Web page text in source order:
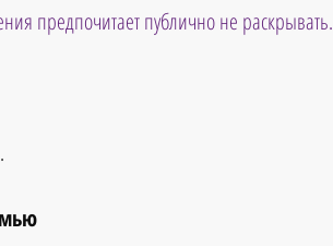
предпочитает публично не раскрывать.